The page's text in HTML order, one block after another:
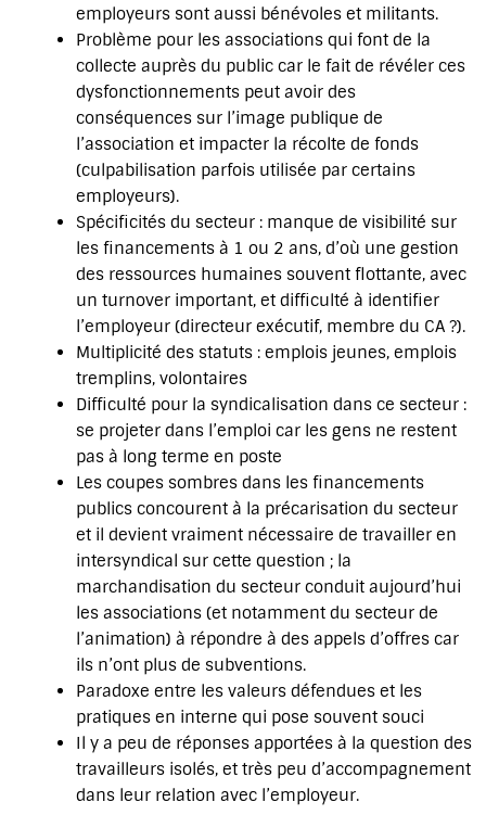
employeurs sont aussi bénévoles et militants.
Problème pour les associations qui font de la
collecte auprès du public car le fait de révéler ces
dysfonctionnements peut avoir des
conséquences sur l’image publique de
l’association et impacter la récolte de fonds
(culpabilisation parfois utilisée par certains
employeurs).
Spécificités du secteur : manque de visibilité sur
les financements à 1 ou 2 ans, d’où une gestion
des ressources humaines souvent flottante, avec
un turnover important, et difficulté à identifier
l’employeur (directeur exécutif, membre du CA ?).
Multiplicité des statuts : emplois jeunes, emplois
tremplins, volontaires
Difficulté pour la syndicalisation dans ce secteur :
se projeter dans l’emploi car les gens ne restent
pas à long terme en poste
Les coupes sombres dans les financements
publics concourent à la précarisation du secteur
et il devient vraiment nécessaire de travailler en
intersyndical sur cette question ; la
marchandisation du secteur conduit aujourd’hui
les associations (et notamment du secteur de
l’animation) à répondre à des appels d’offres car
ils n’ont plus de subventions.
Paradoxe entre les valeurs défendues et les
pratiques en interne qui pose souvent souci
Il y a peu de réponses apportées à la question des
travailleurs isolés, et très peu d’accompagnement
dans leur relation avec l’employeur.